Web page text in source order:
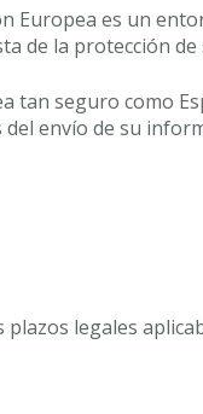
Europea es un
de la protección de
tan seguro como
envío de su
legales